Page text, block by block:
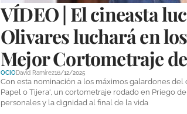
VÍDEO | El cineasta
Olivares luchará en
Mejor Cortometraje
OCIODavid Ramírez16/12/2025
Con esta nominación a los máximos galardones
Papel o Tijera', un cortometraje rodado en Priego
personales y la dignidad al final de la vida